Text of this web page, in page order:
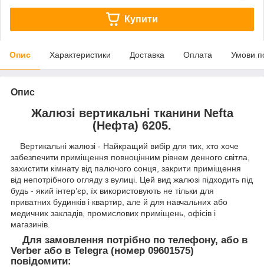
Купити
Опис Характеристики Доставка Оплата Умови
Опис
Жалюзі вертикальні тканини Nefta
(Нефта) 6205.
Вертикальні жалюзі - Найкращий вибір для тих, хто хоче
забезпечити приміщення повноцінним рівнем денного світла,
захистити кімнату від палючого сонця, закрити приміщення
від непотрібного огляду з вулиці. Цей вид жалюзі підходить під
будь - який інтер’єр, їх використовують не тільки для
приватних будинків і квартир, але й для навчальних або
медичних закладів, промислових приміщень, офісів і
магазинів.
Для замовлення потрібно по телефону, або в
Verber або в Telegra (номер 09601575)
повідомити: